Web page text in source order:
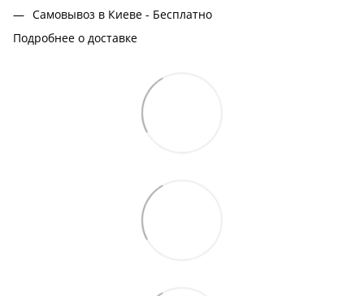
Самовывоз в Киеве - Бесплатно
Подробнее о доставке